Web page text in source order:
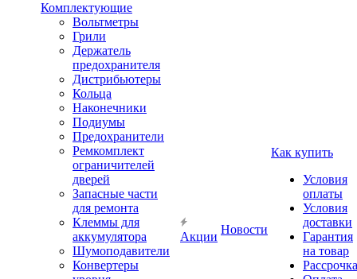
Комплектующие
Вольтметры
Грили
Держатель
предохранителя
Дистрибьютеры
Кольца
Наконечники
Подиумы
Предохранители
Ремкомплект
ограничителей
дверей
Запасные части
для ремонта
Клеммы для
аккумулятора
Шумоподавители
Конвертеры
Акции
Новости
Как купить
Условия
оплаты
Условия
доставки
Гарантия
на товар
Рассрочка